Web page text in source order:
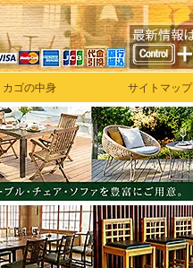
カゴの中身 サイトマップ